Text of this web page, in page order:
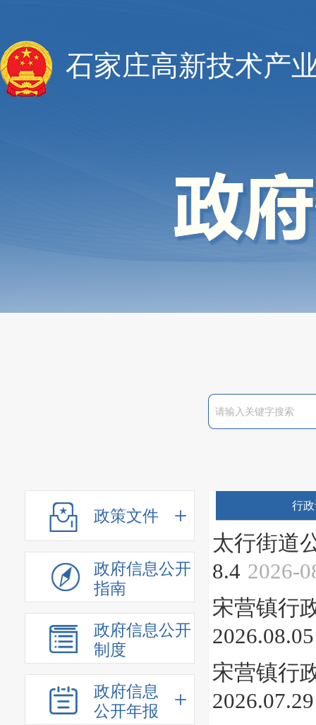
石家庄高新技术产
政策文件
政府信息公开
指南
政府信息公开
制度
政府信息
公开年报
行
太行街道
8.4 2026-
宋营镇行
2026.08.05
宋营镇行
2026.07.29